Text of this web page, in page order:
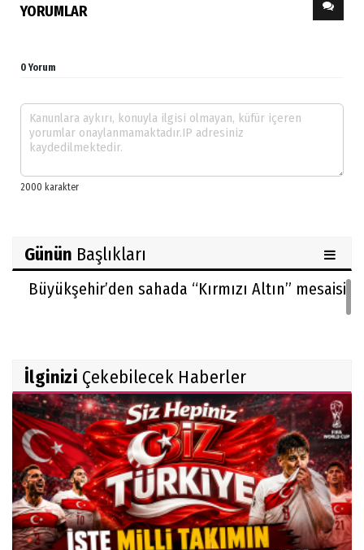
YORUMLAR
0 Yorum
Günün Başlıkları
Büyükşehir’den sahada “Kırmızı Altın” mesaisi
İlginizi Çekebilecek Haberler